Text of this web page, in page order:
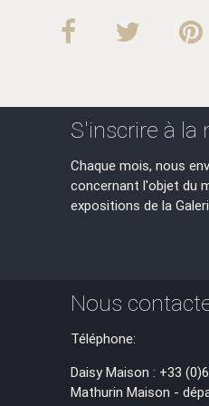
S'inscrire à la
Chaque mois, nous
concernant l'objet du
expositions de la
Nous
Téléphone:
Daisy Maison : +33
Mathurin Maison -